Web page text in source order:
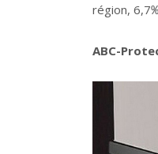
région,
ABC-